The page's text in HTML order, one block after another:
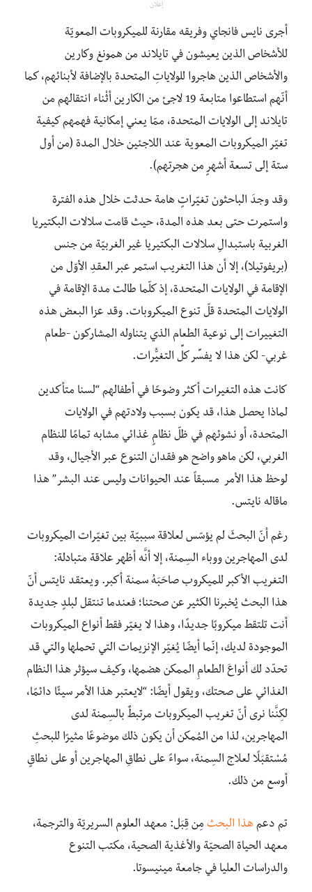
إعلان
أجرى نايس فانجاي وفريقه مقارنة للميكروبات المعويّة
للأشخاص الذين يعيشون في تايلاند من همونغ وكارين
والأشخاص الذين هاجروا للولاياتِ المتحدة بالإضافة لأبنائهم، كما
أنّهم استطاعوا متابعة 19 لاجئ من الكارين أثْناء انتقالهم من
تايلاند إلى الولايات المتحدة، ممّا يعني إمكانية فهمهم كيفية
تغيّر الميكروبات المعوية عند اللاجئين خلال المدة (من أول
ستة إلى تسعة أشهرٍ من هجرتهم).
وقد وجدَ الباحثون تغيّراتٍ هامة حدثت خلال هذه الفترة
واستمرت حتى بعد هذه المدة، حيث قامت سلالات البكتيريا
الغربية باستبدالِ سلالات البكتيريا غير الغربيّة من جنس
(بريفوتيلا)، إلا أن هذا التغريب استمر عبر العقدِ الأوّل من
الإقامة في الولايات المتحدة، إذ كلّما طالت مدة الإقامة في
الولايات المتحدة قلّ تنوع الميكروبات. وقد عزا البعض هذه
التغييرات إلى نوعية الطعام الذي يتناوله المشاركون -طعام
غربي- لكن هذا لا يفسِّر كلِّ التغيُّرات.
كانت هذه التغيرات أكثر وضوحًا في أطفالهم “لسنا متأكدين
لماذا يحصل هذا، قد يكون بسبب ولادتهم في الولايات
المتحدة، أو نشوئهم في ظلّ نظامٍ غذائي مشابه تمامًا للنظام
الغربي، لكن ماهو واضح هو فقدان التنوع عبر الأجيال، وقد
لوحظ هذا الأمر مسبقاً عند الحيوانات وليس عند البشر” هذا
ماقاله نايتس.
رغم أنّ البحثَ لم يؤسّس لعلاقة سببيّة بين تغيّرات الميكروبات
لدى المهاجرين ووباء السِمنة، إلا أنَّه أظهر علاقة متبادلة:
التغريب الأكبر للميكروب صاحَبَهُ سمنة أكبر. ويعتقد نايتس أنّ
هذا البحث يُخبرنا الكثير عن صحتنا؛ فعندما تنتقل لبلدٍ جديدة
أنت تلتقط ميكروبًا جديدًا، وهذا لا يغيّر فقط أنواع الميكروبات
الموجودة لديك، إنّما أيضًا يُغيّر الإنزيمات التي تحملها والتي قد
تحدّد لك أنواعَ الطعامِ الممكن هضمها، وكيف سيؤثر هذا النظام
الغذائي على صحتك، ويقول أيضًا: “لايعتبر هذا الأمر سيئًا دائمًا،
لكِنَّنا نرى أنّ تغريب الميكروبات مرتبطٌ بالسِمنة لدى
المهاجرين، لذا من المُمكن أن يكون ذلك موضوعًا مثيرًا للبحثِ
مُسْتقبَلًا لعلاج السِمنة، سواءً على نطاقِ المهاجرين أو على نطاقٍ
أوسع من ذلك.
تم دعم هذا البحث مِن قِبَل: معهد العلوم السريريّة والترجمة،
معهد الحياة الصحيّة والأغذية الصحية، مكتب التنوع
والدراسات العليا في جامعة مينيسوتا.